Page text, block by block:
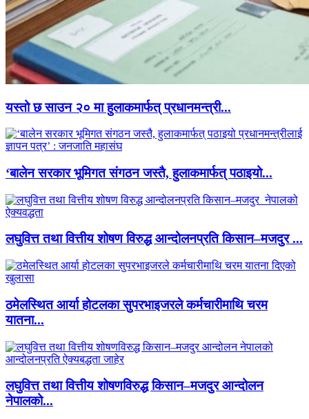
यस्तो छ साउन २० मा हुलाकमार्फत् प्रधानमन्त्री...
‘बालेन सरकार भूमिगत संगठन जस्तै, हुलाकमार्फत् पठाइयो...
लघुवित्त तथा वित्तीय शोषण विरुद्ध आन्दोलनप्रति किसान–मजदुर ...
ठमेलस्थित आर्या होटलका सुपरभाइजरले कर्मचारीमाथि चरम
यातना...
लघुवित्त तथा वित्तीय शोषणविरुद्ध किसान–मजदुर आन्दोलन
नेपालको...